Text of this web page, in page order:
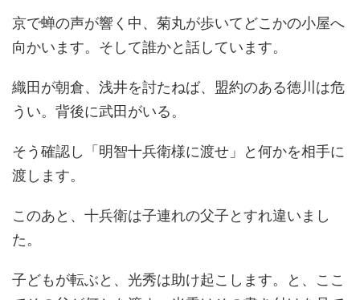
京で蝉の声が響く中、菊丸が歩いてどこかの小屋へ
向かいます。そして誰かと話しています。
織田が朝倉、浅井を討たねば、盟約のある徳川は危
うい。背後に武田がいる。
そう確認し「明智十兵衛様に渡せ」と何かを相手に
渡します。
このあと、十兵衛は子連れの父子とすれ違いまし
た。
子どもが転ぶと、光秀は助け起こします。と、ここ